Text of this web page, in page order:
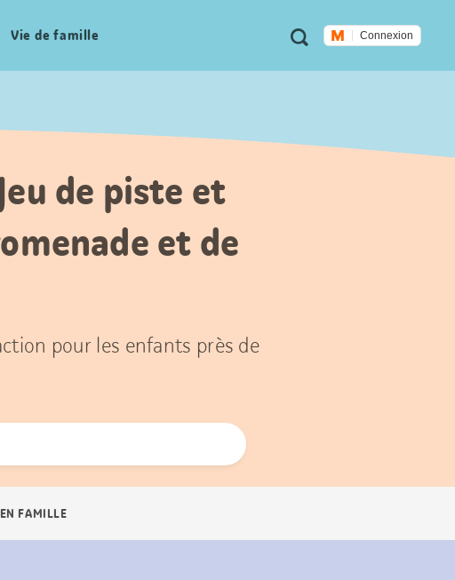
Métanavigation
RechercheConnexion
Vie de famille
de piste et
et de
pour les enfants près de
FAMILLE